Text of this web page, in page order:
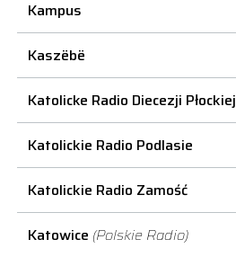
Kampus
Kaszëbë
Katolicke Radio Diecezji Płockiej
Katolickie Radio Podlasie
Katolickie Radio Zamość
Katowice (Polskie Radio)